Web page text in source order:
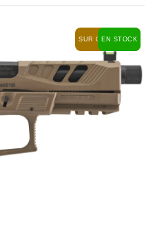
SUR COMMANDE
EN STOCK